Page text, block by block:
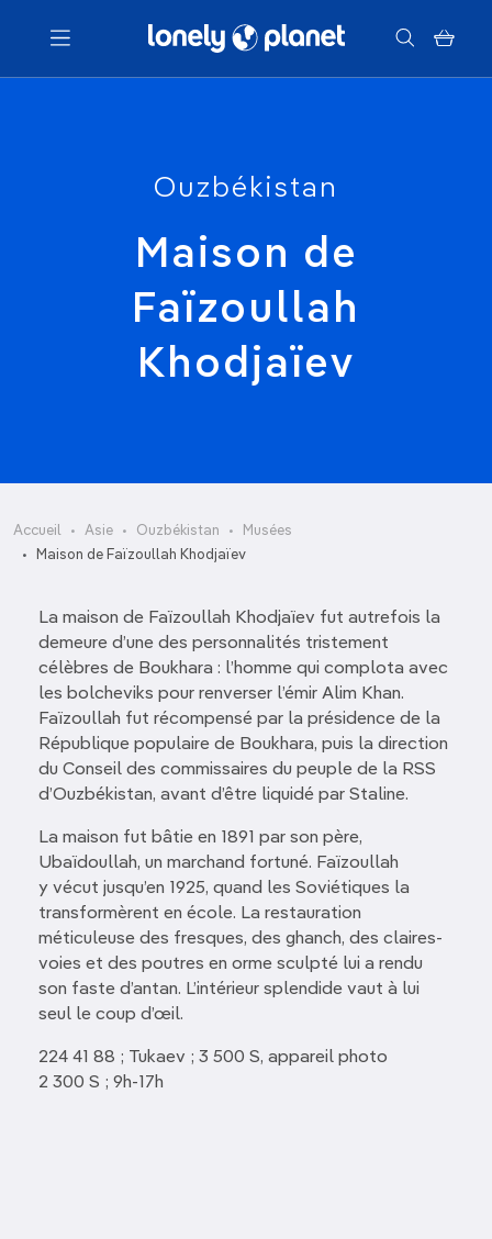
Menu
Votre recherche
Ouzbékistan
Maison de
Faïzoullah
Khodjaïev
Accueil Asie Ouzbékistan
Musées
Maison de Faïzoullah Khodjaïev
La maison de Faïzoullah Khodjaïev fut autrefois la
demeure d’une des personnalités tristement
célèbres de Boukhara : l’homme qui complota avec
les bolcheviks pour renverser l’émir Alim Khan.
Faïzoullah fut récompensé par la présidence de la
République populaire de Boukhara, puis la direction
du Conseil des commissaires du peuple de la RSS
d’Ouzbékistan, avant d’être liquidé par Staline.
La maison fut bâtie en 1891 par son père,
Ubaïdoullah, un marchand fortuné. Faïzoullah
y vécut jusqu’en 1925, quand les Soviétiques la
transformèrent en école. La restauration
méticuleuse des fresques, des ghanch, des claires-
voies et des poutres en orme sculpté lui a rendu
son faste d’antan. L’intérieur splendide vaut à lui
seul le coup d’œil.
224 41 88 ; Tukaev ; 3 500 S, appareil photo
2 300 S ; 9h-17h